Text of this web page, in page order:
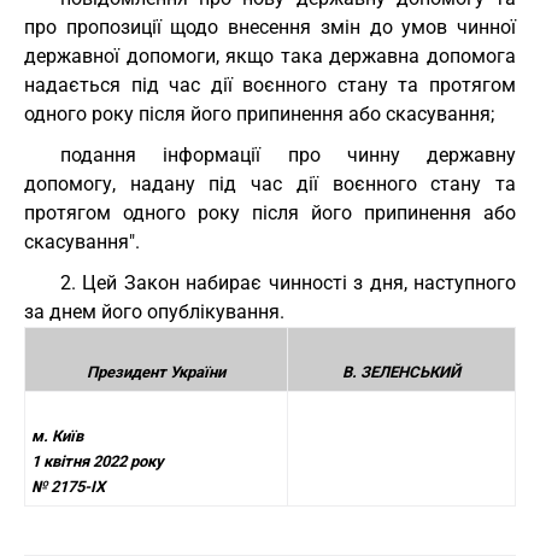
про пропозиції щодо внесення змін до умов чинної
державної допомоги, якщо така державна допомога
надається під час дії воєнного стану та протягом
одного року після його припинення або скасування;
подання інформації про чинну державну
допомогу, надану під час дії воєнного стану та
протягом одного року після його припинення або
скасування".
2. Цей Закон набирає чинності з дня, наступного
за днем його опублікування.
Президент України В. ЗЕЛЕНСЬКИЙ
м. Київ
1 квітня 2022 року
№ 2175-IX